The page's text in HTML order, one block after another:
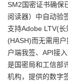
SM2国密证书确保
阅读器）中自动验
支持Adobe LTV(
(HASH)而无需用
户端我签、API接
是国密局和工信部
机构，提供的数字